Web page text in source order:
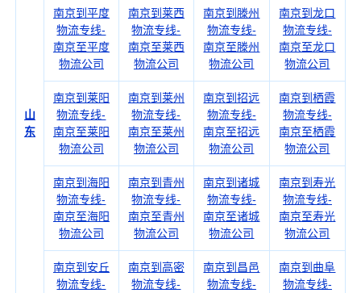
山
东
南京到平度
物流专线-
南京至平度
物流公司
南京到莱西
物流专线-
南京至莱西
物流公司
南京到滕州
物流专线-
南京至滕州
物流公司
南京到龙口
物流专线-
南京至龙口
物流公司
南京到莱阳
物流专线-
南京至莱阳
物流公司
南京到莱州
物流专线-
南京至莱州
物流公司
南京到招远
物流专线-
南京至招远
物流公司
南京到栖霞
物流专线-
南京至栖霞
物流公司
南京到海阳
物流专线-
南京至海阳
物流公司
南京到青州
物流专线-
南京至青州
物流公司
南京到诸城
物流专线-
南京至诸城
物流公司
南京到寿光
物流专线-
南京至寿光
物流公司
南京到安丘
物流专线-
南京到高密
物流专线-
南京到昌邑
物流专线-
南京到曲阜
物流专线-